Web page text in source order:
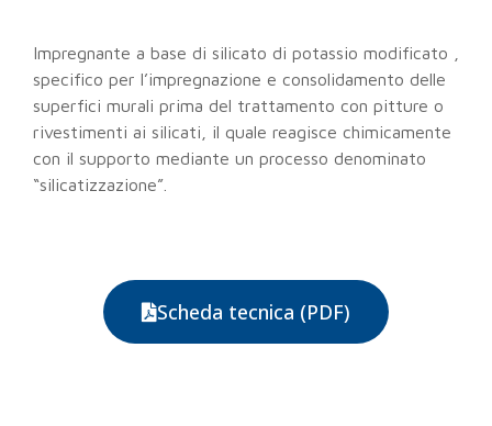
Impregnante a base di silicato di potassio modificato ,
specifico per l’impregnazione e consolidamento delle
superfici murali prima del trattamento con pitture o
rivestimenti ai silicati, il quale reagisce chimicamente
con il supporto mediante un processo denominato
“silicatizzazione”.
Scheda tecnica (PDF)